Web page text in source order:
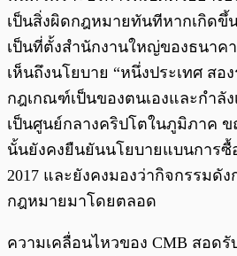
เป็นสิ่งผิดกฎหมายทันทีหากเกิดขึ้น
เป็นที่ตั้งสำนักงานใหญ่ของธนาคา
เห็นถึงนโยบาย “หนึ่งประเทศ สอ
กฎเกณฑ์เป็นของตนเองและกำลัง
เป็นศูนย์กลางคริปโตในภูมิภาค
นั้นยังคงยืนยันนโยบายแบนการ
2017 และยังคงมองว่ากิจกรรมดัง
กฎหมายมาโดยตลอด
ความเคลื่อนไหวของ CMB สอด